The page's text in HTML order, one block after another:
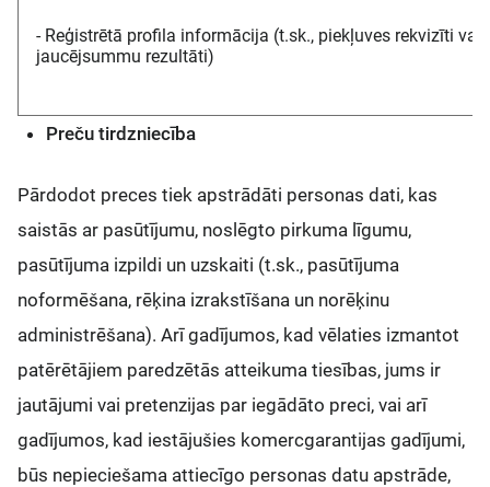
- Reģistrētā profila informācija (t.sk., piekļuves rekvizīti vai
jaucējsummu rezultāti)
Preču tirdzniecība
Pārdodot preces tiek apstrādāti personas dati, kas
saistās ar pasūtījumu, noslēgto pirkuma līgumu,
pasūtījuma izpildi un uzskaiti (t.sk., pasūtījuma
noformēšana, rēķina izrakstīšana un norēķinu
administrēšana). Arī gadījumos, kad vēlaties izmantot
patērētājiem paredzētās atteikuma tiesības, jums ir
jautājumi vai pretenzijas par iegādāto preci, vai arī
gadījumos, kad iestājušies komercgarantijas gadījumi,
būs nepieciešama attiecīgo personas datu apstrāde,